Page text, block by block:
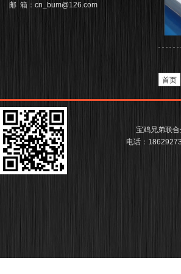
邮 箱： cn_bum@126.com
首页
宝鸡兄弟联
电话：